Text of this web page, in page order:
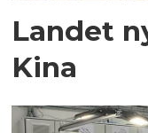
Landet
Kina